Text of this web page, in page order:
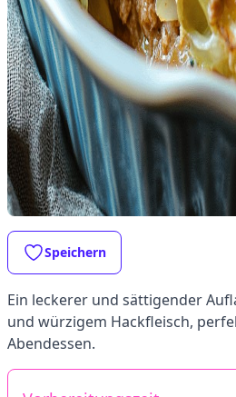
Speichern
Ein leckerer und sättigender
und würzigem Hackfleisch,
Abendessen.